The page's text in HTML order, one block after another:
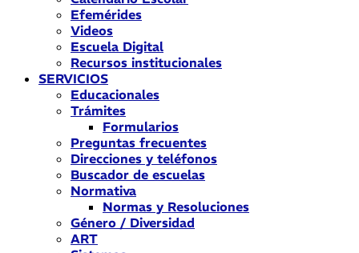
Efemérides
Videos
Escuela Digital
Recursos institucionales
SERVICIOS
Educacionales
Trámites
Formularios
Preguntas frecuentes
Direcciones y teléfonos
Buscador de escuelas
Normativa
Normas y Resoluciones
Género / Diversidad
ART